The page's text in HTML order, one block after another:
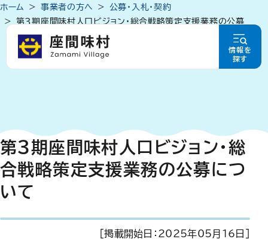
情報を
探す
ホーム 事業者の方へ
公募・入札・契約
第３期座間味村人口ビジョン・総合戦略策定支援業務の公募
について
第３期座間味村人口ビジョン・総
合戦略策定支援業務の公募につ
いて
[掲載開始日： 2025年05月16日